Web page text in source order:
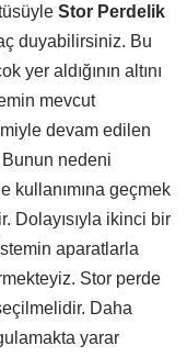
Stor Perdelik
duyabilirsiniz. Bu
yer aldığının altını
mevcut
devam edilen
Bunun nedeni
kullanımına geçmek
Dolayısıyla ikinci bir
aparatlarla
Stor perde
Daha
yarar